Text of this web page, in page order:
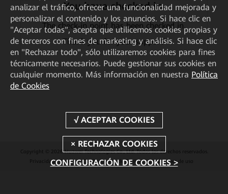
You have checked in.
The check-in point has been checked in.
Thank you for your support!
Copyright © 2026 Huawei Technologies Co., Ltd. Todos los derechos reservados.
Privacidad
Cookies Configuración de Cookies Condiciones de uso
analizar el tráfico, ofrecer una funcionalidad mejorada y
personalizar el contenido y los anuncios. Si hace clic en
"Aceptar todas", acepta que utilicemos cookies propias y
de terceros con fines de marketing y análisis. Si hace clic
en "Rechazar todo", sólo utilizaremos cookies para fines
técnicamente necesarios. Puede gestionar sus cookies en
cualquier momento. Más información en nuestra Política
de Cookies
CONFIGURACIÓN DE COOKIES >